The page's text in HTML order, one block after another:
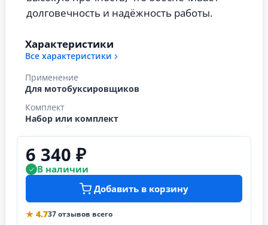
долговечность и надёжность работы.
Характеристики
Все характеристики
Применение
Для мотобуксировщиков
Комплект
Набор или комплект
6 340 ₽
В наличии
Добавить в корзину
★ 4.737 отзывов всего